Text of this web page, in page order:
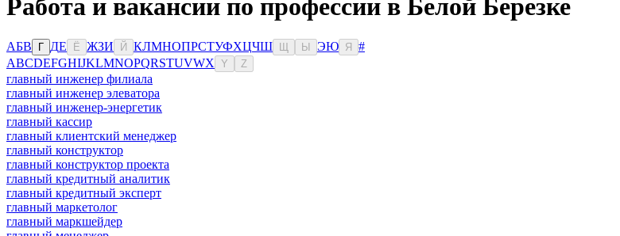
Работа и вакансии по профессии в Белой Березке
АБВ Г ДЕ Ё ЖЗИ Й КЛМНОПРСТУФХЦЧШ Ы ЭЮ Я
#
ABCDEFGHIJKLMNOPQRSTUVWX Y Z
главный инженер филиала
главный инженер элеватора
главный инженер-энергетик
главный кассир
главный клиентский менеджер
главный конструктор
главный конструктор проекта
главный кредитный аналитик
главный кредитный эксперт
главный маркетолог
главный маркшейдер